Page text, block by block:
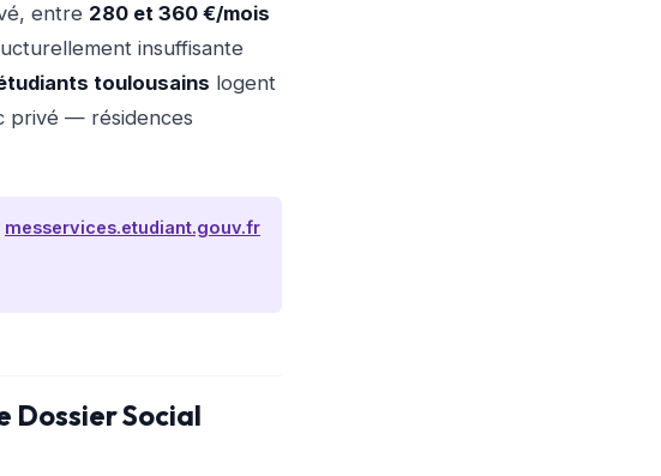
entre 280 et 360 €/mois
insuffisante
toulousains logent
privé — résidences
messervices.etudiant.gouv.fr
Dossier Social